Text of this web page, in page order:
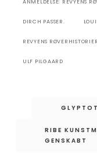
ANMELDELSE: REVYENS
DIRCH PASSER.
REVYENS RØVERHISTORIER
ULF PILGAARD
RIBE
GENSKABT